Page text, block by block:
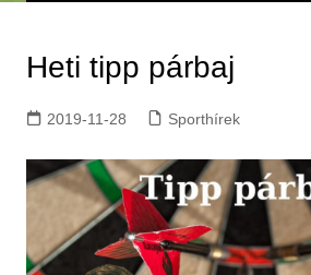
Heti tipp párbaj
2019-11-28 Sporthírek